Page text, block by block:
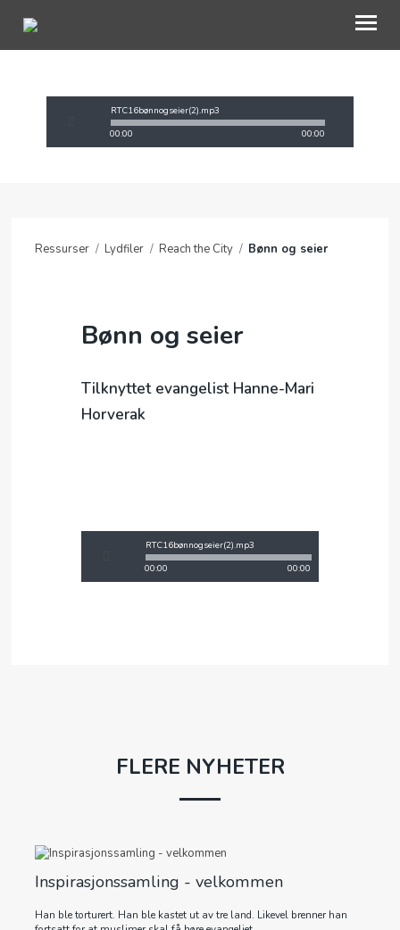
OM OAC
GI EN GAVE
NETTBUTIKK
00:00 00:00
RTC16bønnogseier(2).mp3
Ressurser / Lydfiler / Reach the City / Bønn og seier
Bønn og seier
Tilknyttet evangelist Hanne-Mari
Horverak
00:00 00:00
RTC16bønnogseier(2).mp3
FLERE NYHETER
Inspirasjonssamling - velkommen
Han ble torturert. Han ble kastet ut av tre land. Likevel brenner han